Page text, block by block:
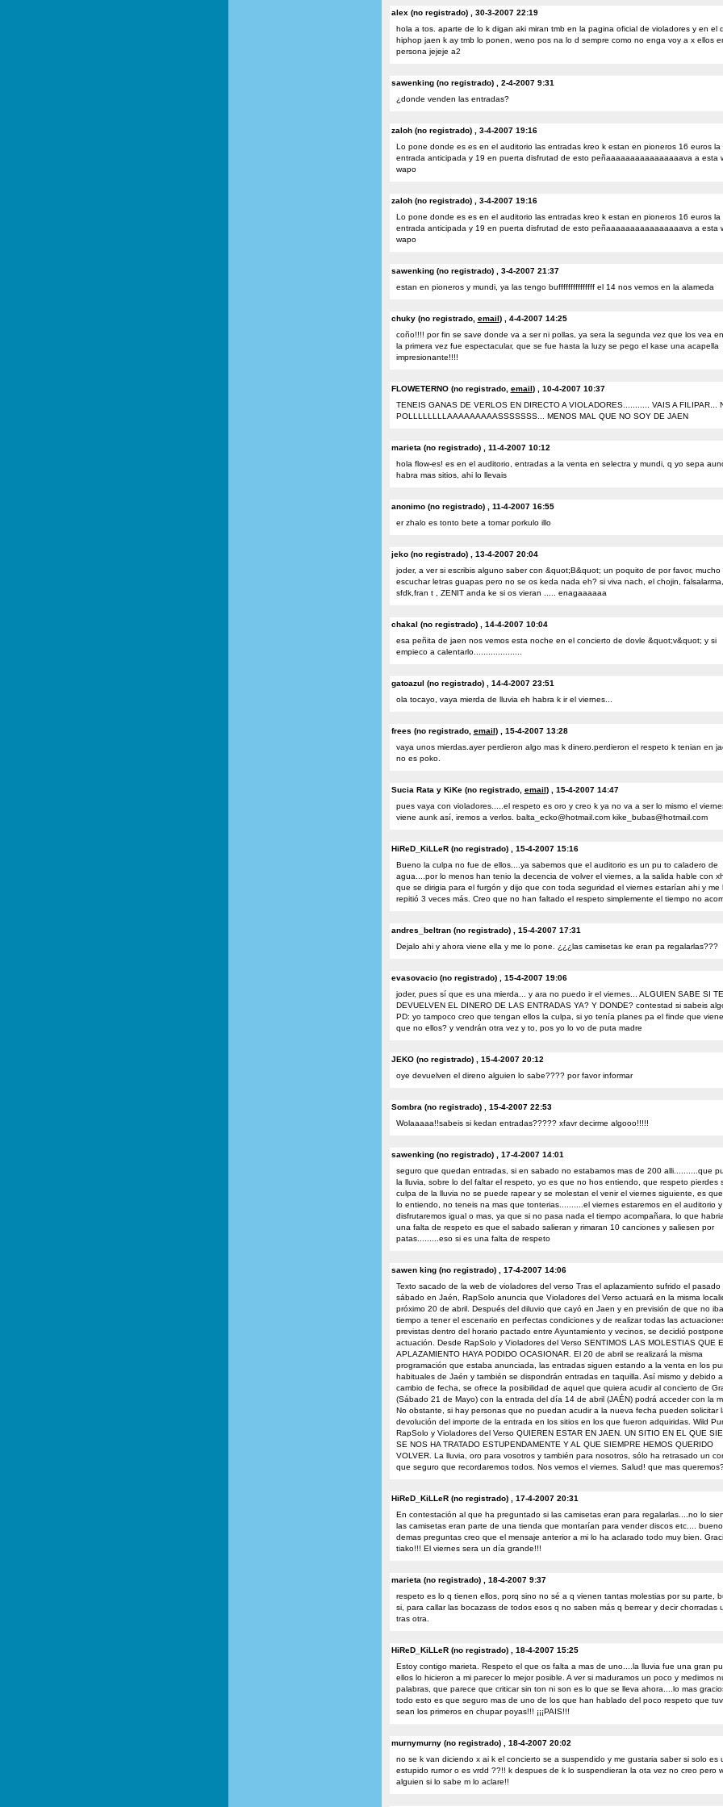
alex (no registrado) , 30-3-2007 22:19
hola a tos. aparte de lo k digan aki miran tmb en la pagina oficial de violadores y en el d
hiphop jaen k ay tmb lo ponen, weno pos na lo d sempre como no enga voy a x ellos
persona jejeje a2
sawenking (no registrado) , 2-4-2007 9:31
¿donde venden las entradas?
zaloh (no registrado) , 3-4-2007 19:16
Lo pone donde es es en el auditorio las entradas kreo k estan en pioneros 16 euros la
entrada anticipada y 19 en puerta disfrutad de esto peñaaaaaaaaaaaaaaaava a esta
wapo
zaloh (no registrado) , 3-4-2007 19:16
Lo pone donde es es en el auditorio las entradas kreo k estan en pioneros 16 euros la
entrada anticipada y 19 en puerta disfrutad de esto peñaaaaaaaaaaaaaaaava a esta
wapo
sawenking (no registrado) , 3-4-2007 21:37
estan en pioneros y mundi, ya las tengo bufffffffffffffff el 14 nos vemos en la alameda
chuky (no registrado, email) , 4-4-2007 14:25
coño!!!! por fin se save donde va a ser ni pollas, ya sera la segunda vez que los vea en
la primera vez fue espectacular, que se fue hasta la luzy se pego el kase una acapella
impresionante!!!!
FLOWETERNO (no registrado, email) , 10-4-2007 10:37
TENEIS GANAS DE VERLOS EN DIRECTO A VIOLADORES........... VAIS A FILIPAR...
POLLLLLLLLAAAAAAAAASSSSSSS... MENOS MAL QUE NO SOY DE JAEN
marieta (no registrado) , 11-4-2007 10:12
hola flow-es! es en el auditorio, entradas a la venta en selectra y mundi, q yo sepa
habra mas sitios, ahi lo llevais
anonimo (no registrado) , 11-4-2007 16:55
er zhalo es tonto bete a tomar porkulo illo
jeko (no registrado) , 13-4-2007 20:04
joder, a ver si escribis alguno saber con &quot;B&quot; un poquito de por favor, mucho
escuchar letras guapas pero no se os keda nada eh? si viva nach, el chojin, falsalarma,
sfdk,fran t , ZENIT anda ke si os vieran ..... enagaaaaaa
chakal (no registrado) , 14-4-2007 10:04
esa peñita de jaen nos vemos esta noche en el concierto de dovle &quot;v&quot; y si
empieco a calentarlo....................
gatoazul (no registrado) , 14-4-2007 23:51
ola tocayo, vaya mierda de lluvia eh habra k ir el viernes...
frees (no registrado, email) , 15-4-2007 13:28
vaya unos mierdas.ayer perdieron algo mas k dinero.perdieron el respeto k tenian en
no es poko.
Sucia Rata y KiKe (no registrado, email) , 15-4-2007 14:47
pues vaya con violadores.....el respeto es oro y creo k ya no va a ser lo mismo el
viene aunk así, iremos a verlos. balta_ecko@hotmail.com kike_bubas@hotmail.com
HiReD_KiLLeR (no registrado) , 15-4-2007 15:16
Bueno la culpa no fue de ellos....ya sabemos que el auditorio es un pu to caladero de
agua....por lo menos han tenio la decencia de volver el viernes, a la salida hable con
que se dirigia para el furgón y dijo que con toda seguridad el viernes estarían ahi y me
repitió 3 veces más. Creo que no han faltado el respeto simplemente el tiempo no
andres_beltran (no registrado) , 15-4-2007 17:31
Dejalo ahi y ahora viene ella y me lo pone. ¿¿¿las camisetas ke eran pa regalarlas???
evasovacio (no registrado) , 15-4-2007 19:06
joder, pues sí que es una mierda... y ara no puedo ir el viernes... ALGUIEN SABE SI TE
DEVUELVEN EL DINERO DE LAS ENTRADAS YA? Y DONDE? contestad si sabeis
PD: yo tampoco creo que tengan ellos la culpa, si yo tenía planes pa el finde que
que no ellos? y vendrán otra vez y to, pos yo lo vo de puta madre
JEKO (no registrado) , 15-4-2007 20:12
oye devuelven el direno alguien lo sabe???? por favor informar
Sombra (no registrado) , 15-4-2007 22:53
Wolaaaaa!!sabeis si kedan entradas????? xfavr decirme algooo!!!!!
sawenking (no registrado) , 17-4-2007 14:01
seguro que quedan entradas, si en sabado no estabamos mas de 200 alli..........que
la lluvia, sobre lo del faltar el respeto, yo es que no hos entiendo, que respeto pierdes
culpa de la lluvia no se puede rapear y se molestan el venir el viernes siguiente, es
lo entiendo, no teneis na mas que tonterias..........el viernes estaremos en el auditorio y
disfrutaremos igual o mas, ya que si no pasa nada el tiempo acompañara, lo que
una falta de respeto es que el sabado salieran y rimaran 10 canciones y saliesen por
patas.........eso si es una falta de respeto
sawen king (no registrado) , 17-4-2007 14:06
Texto sacado de la web de violadores del verso Tras el aplazamiento sufrido el pasado
sábado en Jaén, RapSolo anuncia que Violadores del Verso actuará en la misma
próximo 20 de abril. Después del diluvio que cayó en Jaen y en previsión de que no
tiempo a tener el escenario en perfectas condiciones y de realizar todas las
previstas dentro del horario pactado entre Ayuntamiento y vecinos, se decidió
actuación. Desde RapSolo y Violadores del Verso SENTIMOS LAS MOLESTIAS QUE
APLAZAMIENTO HAYA PODIDO OCASIONAR. El 20 de abril se realizará la misma
programación que estaba anunciada, las entradas siguen estando a la venta en los
habituales de Jaén y también se dispondrán entradas en taquilla. Así mismo y debido
cambio de fecha, se ofrece la posibilidad de aquel que quiera acudir al concierto de
(Sábado 21 de Mayo) con la entrada del día 14 de abril (JAÉN) podrá acceder con la
No obstante, si hay personas que no puedan acudir a la nueva fecha pueden solicitar
devolución del importe de la entrada en los sitios en los que fueron adquiridas. Wild
RapSolo y Violadores del Verso QUIEREN ESTAR EN JAEN. UN SITIO EN EL QUE
SE NOS HA TRATADO ESTUPENDAMENTE Y AL QUE SIEMPRE HEMOS QUERIDO
VOLVER. La lluvia, oro para vosotros y también para nosotros, sólo ha retrasado un
que seguro que recordaremos todos. Nos vemos el viernes. Salud! que mas
HiReD_KiLLeR (no registrado) , 17-4-2007 20:31
En contestación al que ha preguntado si las camisetas eran para regalarlas....no lo
las camisetas eran parte de una tienda que montarían para vender discos etc....
demas preguntas creo que el mensaje anterior a mi lo ha aclarado todo muy bien.
tiako!!! El viernes sera un día grande!!!
marieta (no registrado) , 18-4-2007 9:37
respeto es lo q tienen ellos, porq sino no sé a q vienen tantas molestias por su parte,
si, para callar las bocazass de todos esos q no saben más q berrear y decir chorradas
tras otra.
HiReD_KiLLeR (no registrado) , 18-4-2007 15:25
Estoy contigo marieta. Respeto el que os falta a mas de uno....la lluvia fue una gran
ellos lo hicieron a mi parecer lo mejor posible. A ver si maduramos un poco y medimos
palabras, que parece que criticar sin ton ni son es lo que se lleva ahora....lo mas
todo esto es que seguro mas de uno de los que han hablado del poco respeto que
sean los primeros en chupar poyas!!! ¡¡¡PAIS!!!
murnymurny (no registrado) , 18-4-2007 20:02
no se k van diciendo x ai k el concierto se a suspendido y me gustaria saber si solo es
estupido rumor o es vrdd ??!! k despues de k lo suspendieran la ota vez no creo pero
alguien si lo sabe m lo aclare!!